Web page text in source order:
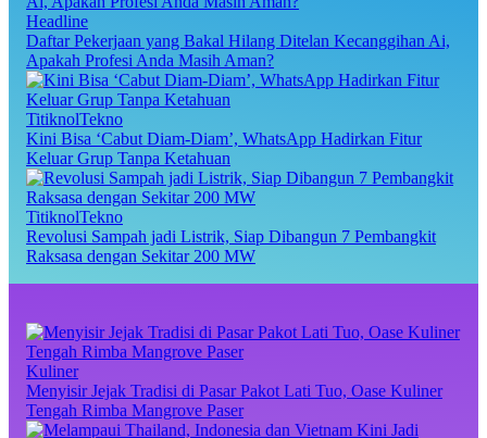
Headline
Daftar Pekerjaan yang Bakal Hilang Ditelan Kecanggihan Ai,
Apakah Profesi Anda Masih Aman?
TitiknolTekno
Kini Bisa ‘Cabut Diam-Diam’, WhatsApp Hadirkan Fitur
Keluar Grup Tanpa Ketahuan
TitiknolTekno
Revolusi Sampah jadi Listrik, Siap Dibangun 7 Pembangkit
Raksasa dengan Sekitar 200 MW
Kuliner
Menyisir Jejak Tradisi di Pasar Pakot Lati Tuo, Oase Kuliner
Tengah Rimba Mangrove Paser